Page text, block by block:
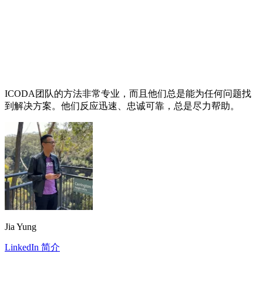
ICODA团队的方法非常专业，而且他们总是能为任何问题找
到解决方案。他们反应迅速、忠诚可靠，总是尽力帮助。
Jia Yung
LinkedIn 简介